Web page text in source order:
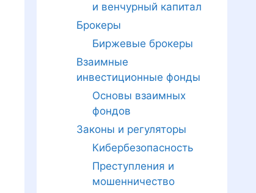
и венчурный капитал
Брокеры
Биржевые брокеры
Взаимные
инвестиционные фонды
Основы взаимных
фондов
Законы и регуляторы
Кибербезопасность
Преступления и
мошенничество